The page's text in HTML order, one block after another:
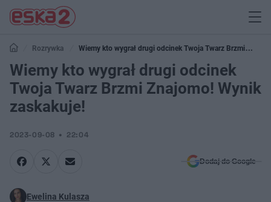
Rozrywka
Wiemy kto wygrał drugi odcinek Twoja Twarz Brzmi
Znajomo! Wynik zaskakuje!
Wiemy kto wygrał drugi odcinek
Twoja Twarz Brzmi Znajomo! Wynik
zaskakuje!
2023-09-08 22:04
Dodaj do Google
Ewelina Kulasza